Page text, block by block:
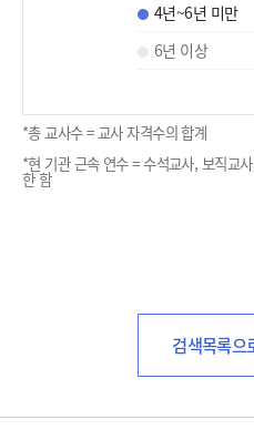
4년~6년 미만
6년 이상
*총 교사수 = 교사 자격수의 합계
*현 기관 근속 연수 = 수석교사, 보직교
한 함
검색목록으